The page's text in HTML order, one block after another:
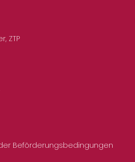
ZTP
Beförderungsbedingungen